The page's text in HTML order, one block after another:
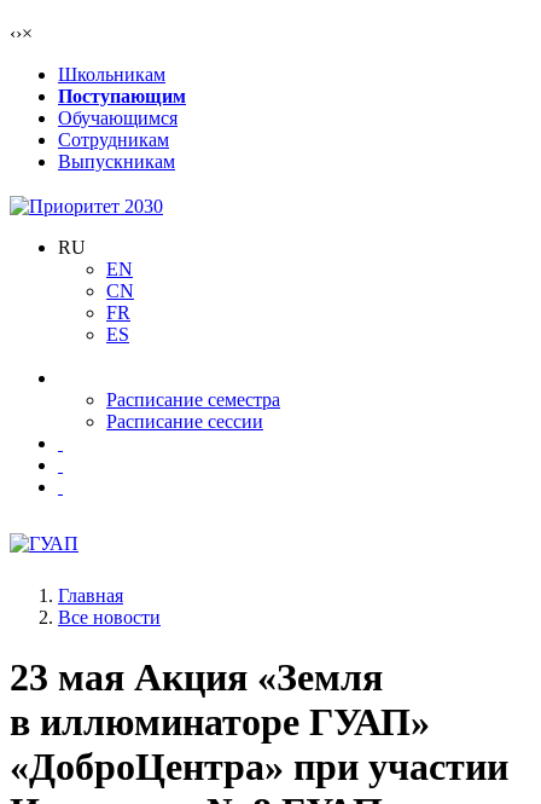
‹›×
Школьникам
Поступающим
Обучающимся
Сотрудникам
Выпускникам
RU
EN
CN
FR
ES
Расписание семестра
Расписание сессии
Главная
Все новости
23 мая Акция «Земля
в иллюминаторе ГУАП»
«ДоброЦентра» при участии